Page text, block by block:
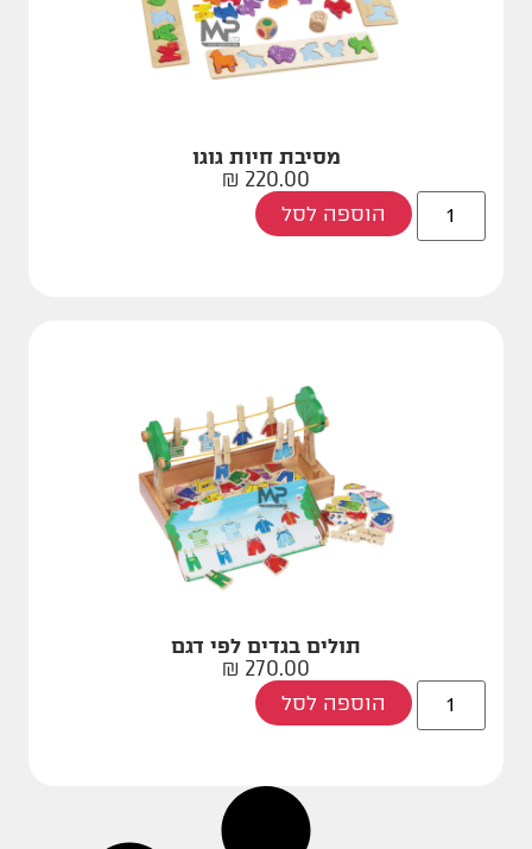
מסיבת חיות גוגו
220.00
₪
הוספה לסל
תולים בגדים לפי דגם
270.00
₪
הוספה לסל